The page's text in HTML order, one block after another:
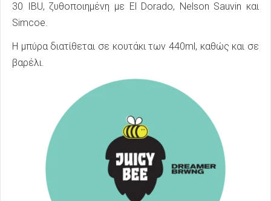
30 IBU, ζυθοποιημένη με El Dorado, Nelson Sauvin και
Simcoe.
Η μπύρα διατίθεται σε κουτάκι των 440ml, καθώς και σε
βαρέλι.